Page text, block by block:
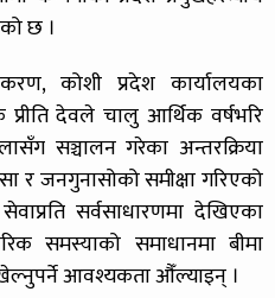
छ ।
कोशी प्रदेश कार्यालयका
देवले चालु आर्थिक वर्षभरि
सञ्चालन गरेका अन्तरक्रिया
र जनगुनासोको समीक्षा गरिएको
सर्वसाधारणमा देखिएका
समस्याको समाधानमा बीमा
आवश्यकता औँल्याइन् ।